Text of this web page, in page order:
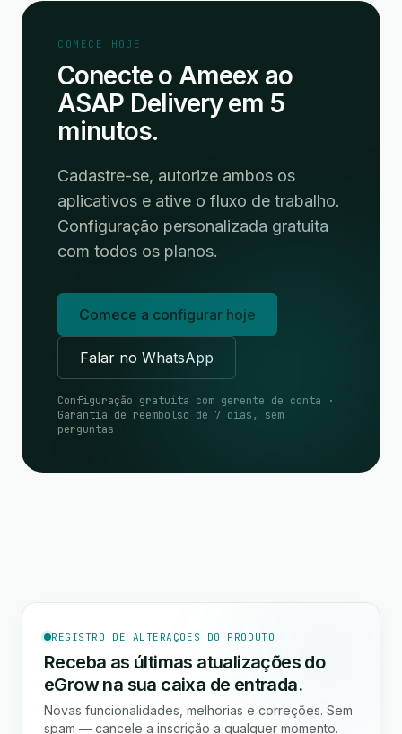
COMECE HOJE
Conecte o Ameex ao
ASAP Delivery em 5
minutos.
Cadastre-se, autorize ambos os
aplicativos e ative o fluxo de trabalho.
Configuração personalizada gratuita
com todos os planos.
Comece a configurar hoje
Falar no WhatsApp
Configuração gratuita com gerente de conta ·
Garantia de reembolso de 7 dias, sem
perguntas
REGISTRO DE ALTERAÇÕES DO PRODUTO
Receba as últimas atualizações do
eGrow na sua caixa de entrada.
Novas funcionalidades, melhorias e correções. Sem
spam — cancele a inscrição a qualquer momento.